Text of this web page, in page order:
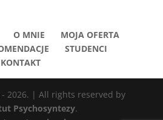
O MNIE
MOJA OFERTA
STUDENCI
KONTAKT
2026. | All rights reserved by
Psychosyntezy.